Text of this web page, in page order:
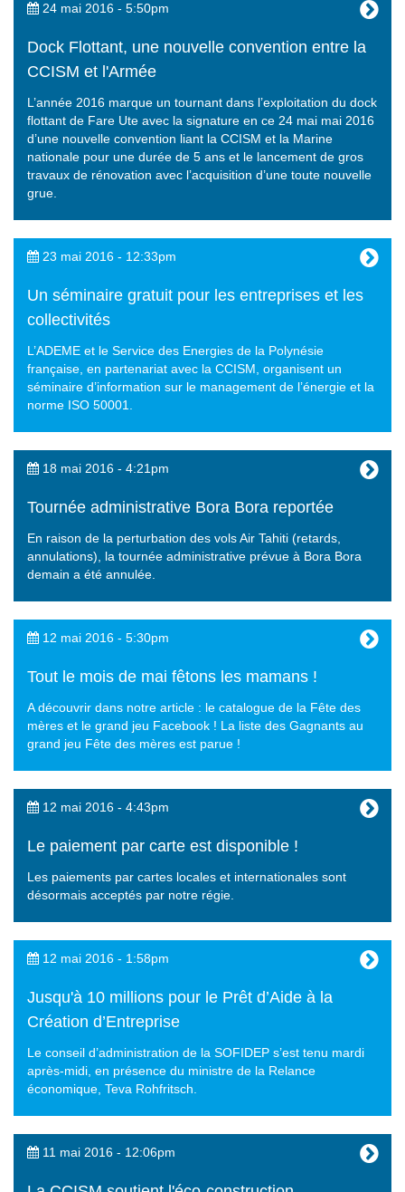
24 mai 2016 - 5:50pm
Dock Flottant, une nouvelle convention entre la
CCISM et l'Armée
L’année 2016 marque un tournant dans l’exploitation du dock
flottant de Fare Ute avec la signature en ce 24 mai mai 2016
d’une nouvelle convention liant la CCISM et la Marine
nationale pour une durée de 5 ans et le lancement de gros
travaux de rénovation avec l’acquisition d’une toute nouvelle
grue.
23 mai 2016 - 12:33pm
Un séminaire gratuit pour les entreprises et les
collectivités
L’ADEME et le Service des Energies de la Polynésie
française, en partenariat avec la CCISM, organisent un
séminaire d’information sur le management de l’énergie et la
norme ISO 50001.
18 mai 2016 - 4:21pm
Tournée administrative Bora Bora reportée
En raison de la perturbation des vols Air Tahiti (retards,
annulations), la tournée administrative prévue à Bora Bora
demain a été annulée.
12 mai 2016 - 5:30pm
Tout le mois de mai fêtons les mamans !
A découvrir dans notre article : le catalogue de la Fête des
mères et le grand jeu Facebook ! La liste des Gagnants au
grand jeu Fête des mères est parue !
12 mai 2016 - 4:43pm
Le paiement par carte est disponible !
Les paiements par cartes locales et internationales sont
désormais acceptés par notre régie.
12 mai 2016 - 1:58pm
Jusqu'à 10 millions pour le Prêt d’Aide à la
Création d’Entreprise
Le conseil d’administration de la SOFIDEP s’est tenu mardi
après-midi, en présence du ministre de la Relance
économique, Teva Rohfritsch.
11 mai 2016 - 12:06pm